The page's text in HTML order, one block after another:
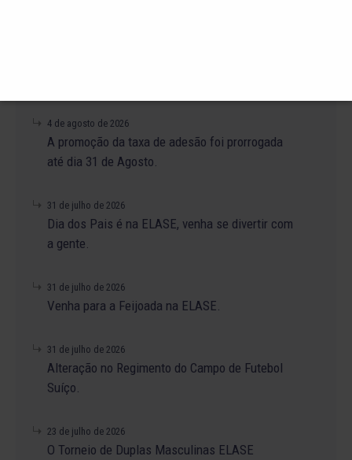
4 de agosto de 2026
A promoção da taxa de adesão foi prorrogada
até dia 31 de Agosto.
31 de julho de 2026
Dia dos Pais é na ELASE, venha se divertir com
a gente.
31 de julho de 2026
Venha para a Feijoada na ELASE.
31 de julho de 2026
Alteração no Regimento do Campo de Futebol
Suíço.
23 de julho de 2026
O Torneio de Duplas Masculinas ELASE